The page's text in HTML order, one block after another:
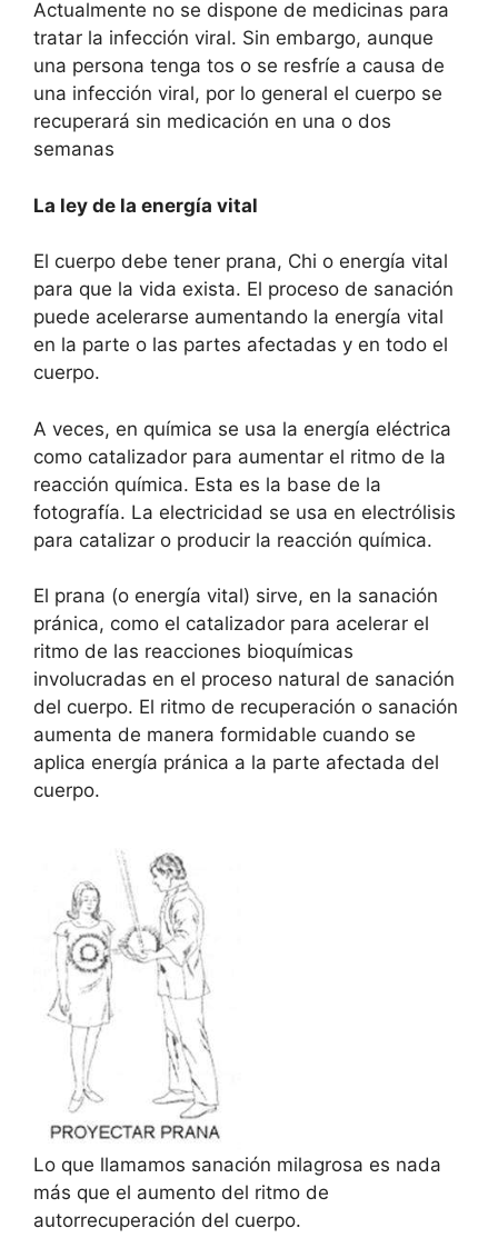
Actualmente no se dispone de medicinas para
tratar la infección viral. Sin embargo, aunque
una persona tenga tos o se resfríe a causa de
una infección viral, por lo general el cuerpo se
recuperará sin medicación en una o dos
semanas
La ley de la energía vital
El cuerpo debe tener prana, Chi o energía vital
para que la vida exista. El proceso de sanación
puede acelerarse aumentando la energía vital
en la parte o las partes afectadas y en todo el
cuerpo.
A veces, en química se usa la energía eléctrica
como catalizador para aumentar el ritmo de la
reacción química. Esta es la base de la
fotografía. La electricidad se usa en electrólisis
para catalizar o producir la reacción química.
El prana (o energía vital) sirve, en la sanación
pránica, como el catalizador para acelerar el
ritmo de las reacciones bioquímicas
involucradas en el proceso natural de sanación
del cuerpo. El ritmo de recuperación o sanación
aumenta de manera formidable cuando se
aplica energía pránica a la parte afectada del
cuerpo.
Lo que llamamos sanación milagrosa es nada
más que el aumento del ritmo de
autorrecuperación del cuerpo.